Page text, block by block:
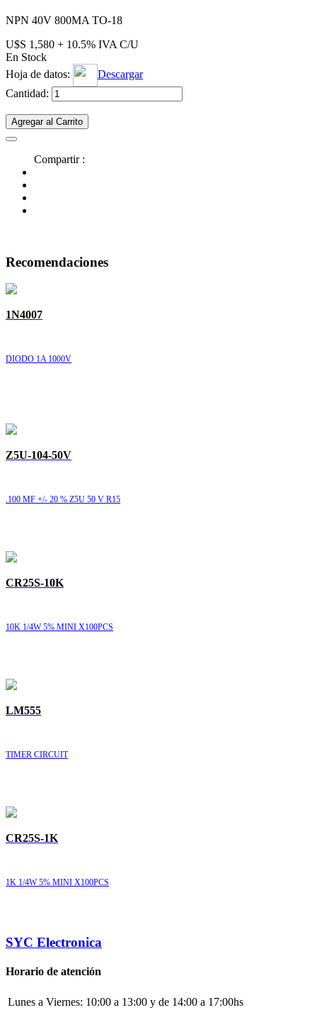
NPN 40V 800MA TO-18
U$S 1,580 + 10.5% IVA C/U
En Stock
Hoja de datos:
Descargar
Cantidad:
Agregar al Carrito
Compartir :
Recomendaciones
1N4007
DIODO 1A 1000V
Z5U-104-50V
.100 MF +/- 20 % Z5U 50 V R15
CR25S-10K
10K 1/4W 5% MINI X100PCS
LM555
TIMER CIRCUIT
CR25S-1K
1K 1/4W 5% MINI X100PCS
SYC Electronica
Horario de atención
Lunes a Viernes: 10:00 a 13:00 y de 14:00 a 17:00hs